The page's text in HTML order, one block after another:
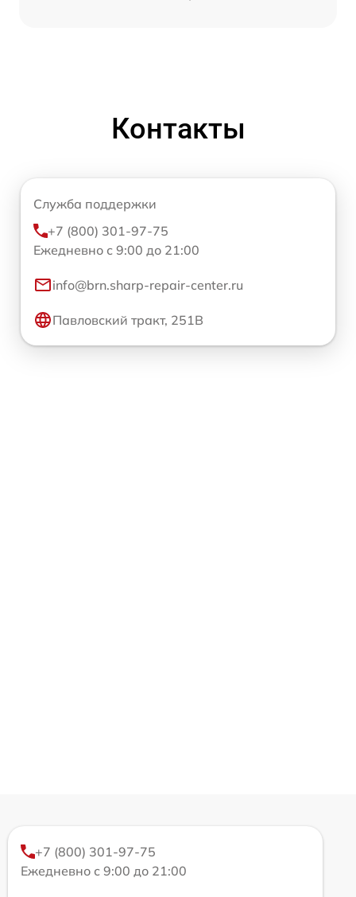
Контакты
Служба поддержки
+7 (800) 301-97-75
Ежедневно с 9:00 до 21:00
info@brn.sharp-repair-center.ru
Павловский тракт, 251В
+7 (800) 301-97-75
Ежедневно с 9:00 до 21:00